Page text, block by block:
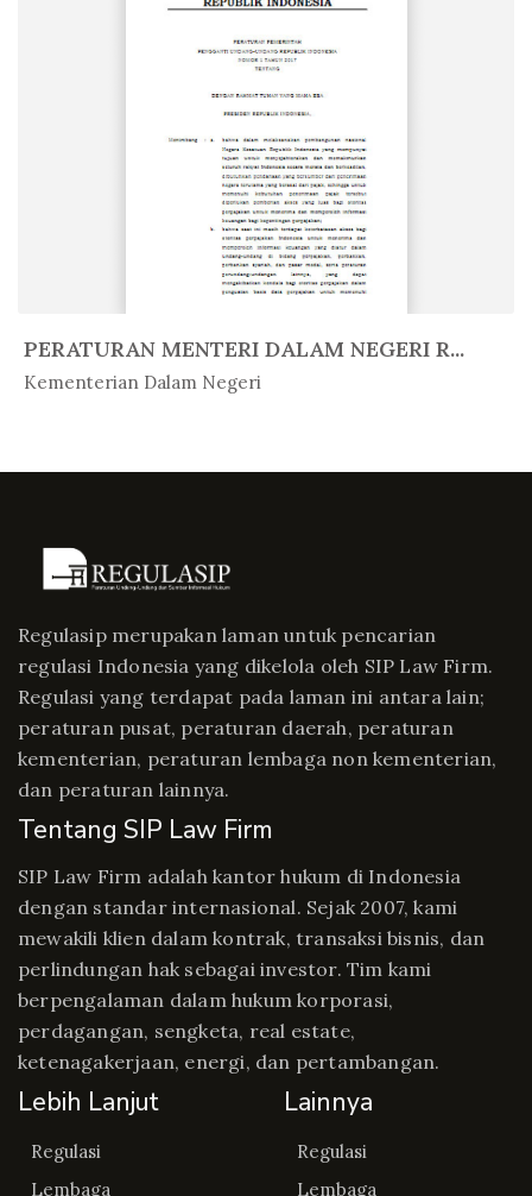
PERATURAN MENTERI DALAM NEGERI R...
Kementerian Dalam Negeri
In Peratur...
Regulasip merupakan laman untuk pencarian
regulasi Indonesia yang dikelola oleh SIP Law Firm.
Regulasi yang terdapat pada laman ini antara lain;
peraturan pusat, peraturan daerah, peraturan
kementerian, peraturan lembaga non kementerian,
dan peraturan lainnya.
Tentang SIP Law Firm
SIP Law Firm adalah kantor hukum di Indonesia
dengan standar internasional. Sejak 2007, kami
mewakili klien dalam kontrak, transaksi bisnis, dan
perlindungan hak sebagai investor. Tim kami
berpengalaman dalam hukum korporasi,
perdagangan, sengketa, real estate,
ketenagakerjaan, energi, dan pertambangan.
Lebih Lanjut
Regulasi
Lembaga
Lainnya
Regulasi
Lembaga